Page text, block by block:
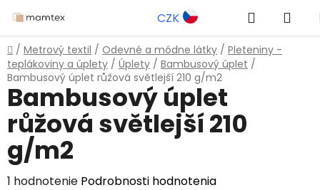
na
obsah
CZK Hľadať
Domov
/ Metrový textil / Odevné a módne látky / Pleteniny -
teplákoviny a úplety / Úplety / Bambusový úplet /
Bambusový úplet růžová světlejší 210 g/m2
Bambusový úplet
růžová světlejší 210
g/m2
Priemerné
1 hodnotenie Podrobnosti hodnotenia